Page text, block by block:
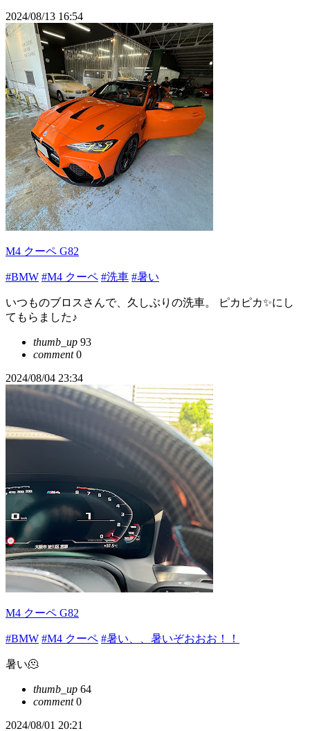
2024/08/13 16:54
M4 クーペ G82
#BMW #M4 クーペ #洗車 #暑い
いつものブロスさんで、久しぶりの洗車。 ピカピカ✨にし
てもらました♪
thumb_up 93
comment0
2024/08/04 23:34
M4 クーペ G82
#BMW #M4 クーペ #暑い、、暑いぞおおお！！
暑い🫠
thumb_up 64
comment0
2024/08/01 20:21